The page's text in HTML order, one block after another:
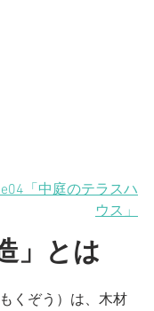
「中庭のテラスハ
ウス」
」とは
くぞう）は、木材